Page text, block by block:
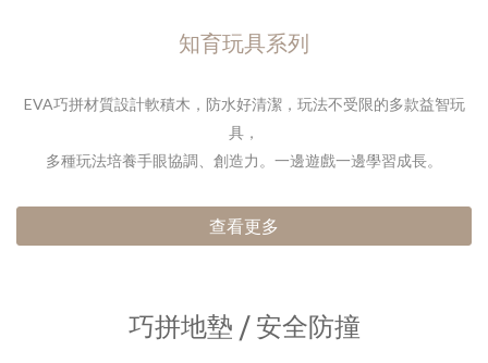
知育玩具系列
EVA巧拼材質設計軟積木，防水好清潔， 玩法不受限的多款益智玩
具，
多種玩法培養手眼協調、創造力。 一邊遊戲一邊學習成長。
查看更多
巧拼地墊 / 安全防撞